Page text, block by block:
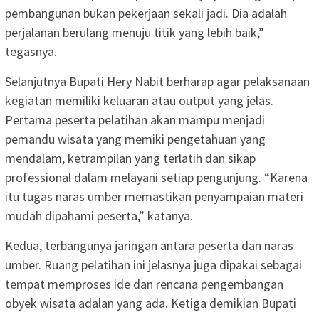
pembangunan bukan pekerjaan sekali jadi. Dia adalah
perjalanan berulang menuju titik yang lebih baik,”
tegasnya.
Selanjutnya Bupati Hery Nabit berharap agar pelaksanaan
kegiatan memiliki keluaran atau output yang jelas.
Pertama peserta pelatihan akan mampu menjadi
pemandu wisata yang memiki pengetahuan yang
mendalam, ketrampilan yang terlatih dan sikap
professional dalam melayani setiap pengunjung. “Karena
itu tugas naras umber memastikan penyampaian materi
mudah dipahami peserta,” katanya.
Kedua, terbangunya jaringan antara peserta dan naras
umber. Ruang pelatihan ini jelasnya juga dipakai sebagai
tempat memproses ide dan rencana pengembangan
obyek wisata adalan yang ada. Ketiga demikian Bupati